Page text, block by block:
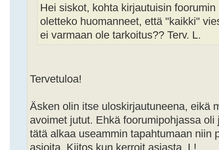
Hei siskot, kohta kirjautuisin
oletteko huomanneet, että "kaikki"
ei varmaan ole tarkoitus?? Terv. L.
Tervetuloa!
Äsken olin itse uloskirjautuneena, eikä
avoimet jutut. Ehkä foorumipohjassa
tätä alkaa useammin tapahtumaan niin
asioita. Kiitos kun kerroit asiasta, L!